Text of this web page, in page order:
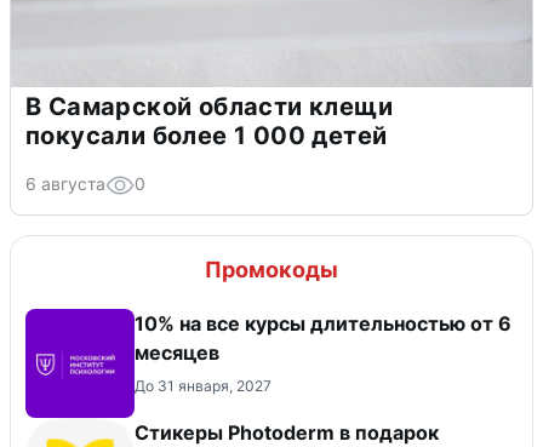
В Самарской области клещи
покусали более 1 000 детей
6 августа 0
Промокоды
10% на все курсы длительностью от 6
месяцев
До 31 января, 2027
Стикеры Photoderm в подарок